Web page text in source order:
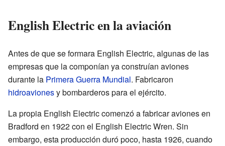
English Electric en la aviación
Antes de que se formara English Electric, algunas de las
empresas que la componían ya construían aviones
durante la Primera Guerra Mundial. Fabricaron
hidroavionesy bombarderos para el ejército.
La propia English Electric comenzó a fabricar aviones en
Bradford en 1922 con el English Electric Wren. Sin
embargo, esta producción duró poco, hasta 1926, cuando